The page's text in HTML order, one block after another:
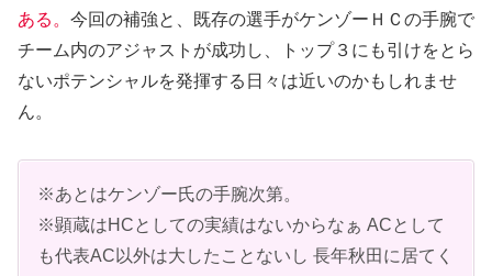
ある。 今回の補強と、既存の選手がケンゾーＨＣの手腕で
チーム内のアジャストが成功し、トップ３にも引けをとら
ないポテンシャルを発揮する日々は近いのかもしれませ
ん。
※あとはケンゾー氏の手腕次第。
※顕蔵はHCとしての実績はないからなぁ ACとして
も代表AC以外は大したことないし 長年秋田に居てく